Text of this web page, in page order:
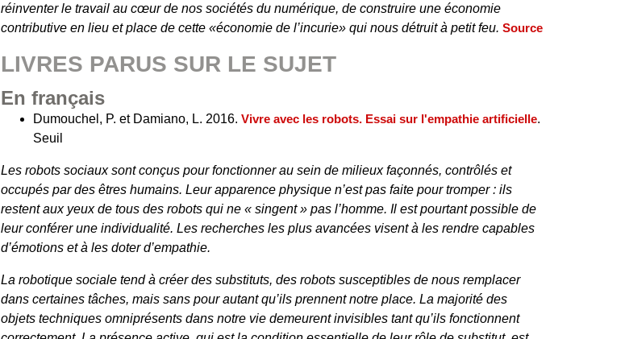
réinventer le travail au cœur de nos sociétés du numérique, de construire une économie
contributive en lieu et place de cette «économie de l’incurie» qui nous détruit à petit feu. Source
LIVRES PARUS SUR LE SUJET
En français
Dumouchel, P. et Damiano, L. 2016. Vivre avec les robots. Essai sur l'empathie artificielle.
Seuil
Les robots sociaux sont conçus pour fonctionner au sein de milieux façonnés, contrôlés et
occupés par des êtres humains. Leur apparence physique n’est pas faite pour tromper : ils
restent aux yeux de tous des robots qui ne « singent » pas l’homme. Il est pourtant possible de
leur conférer une individualité. Les recherches les plus avancées visent à les rendre capables
d’émotions et à les doter d’empathie.
La robotique sociale tend à créer des substituts, des robots susceptibles de nous remplacer
dans certaines tâches, mais sans pour autant qu’ils prennent notre place. La majorité des
objets techniques omniprésents dans notre vie demeurent invisibles tant qu’ils fonctionnent